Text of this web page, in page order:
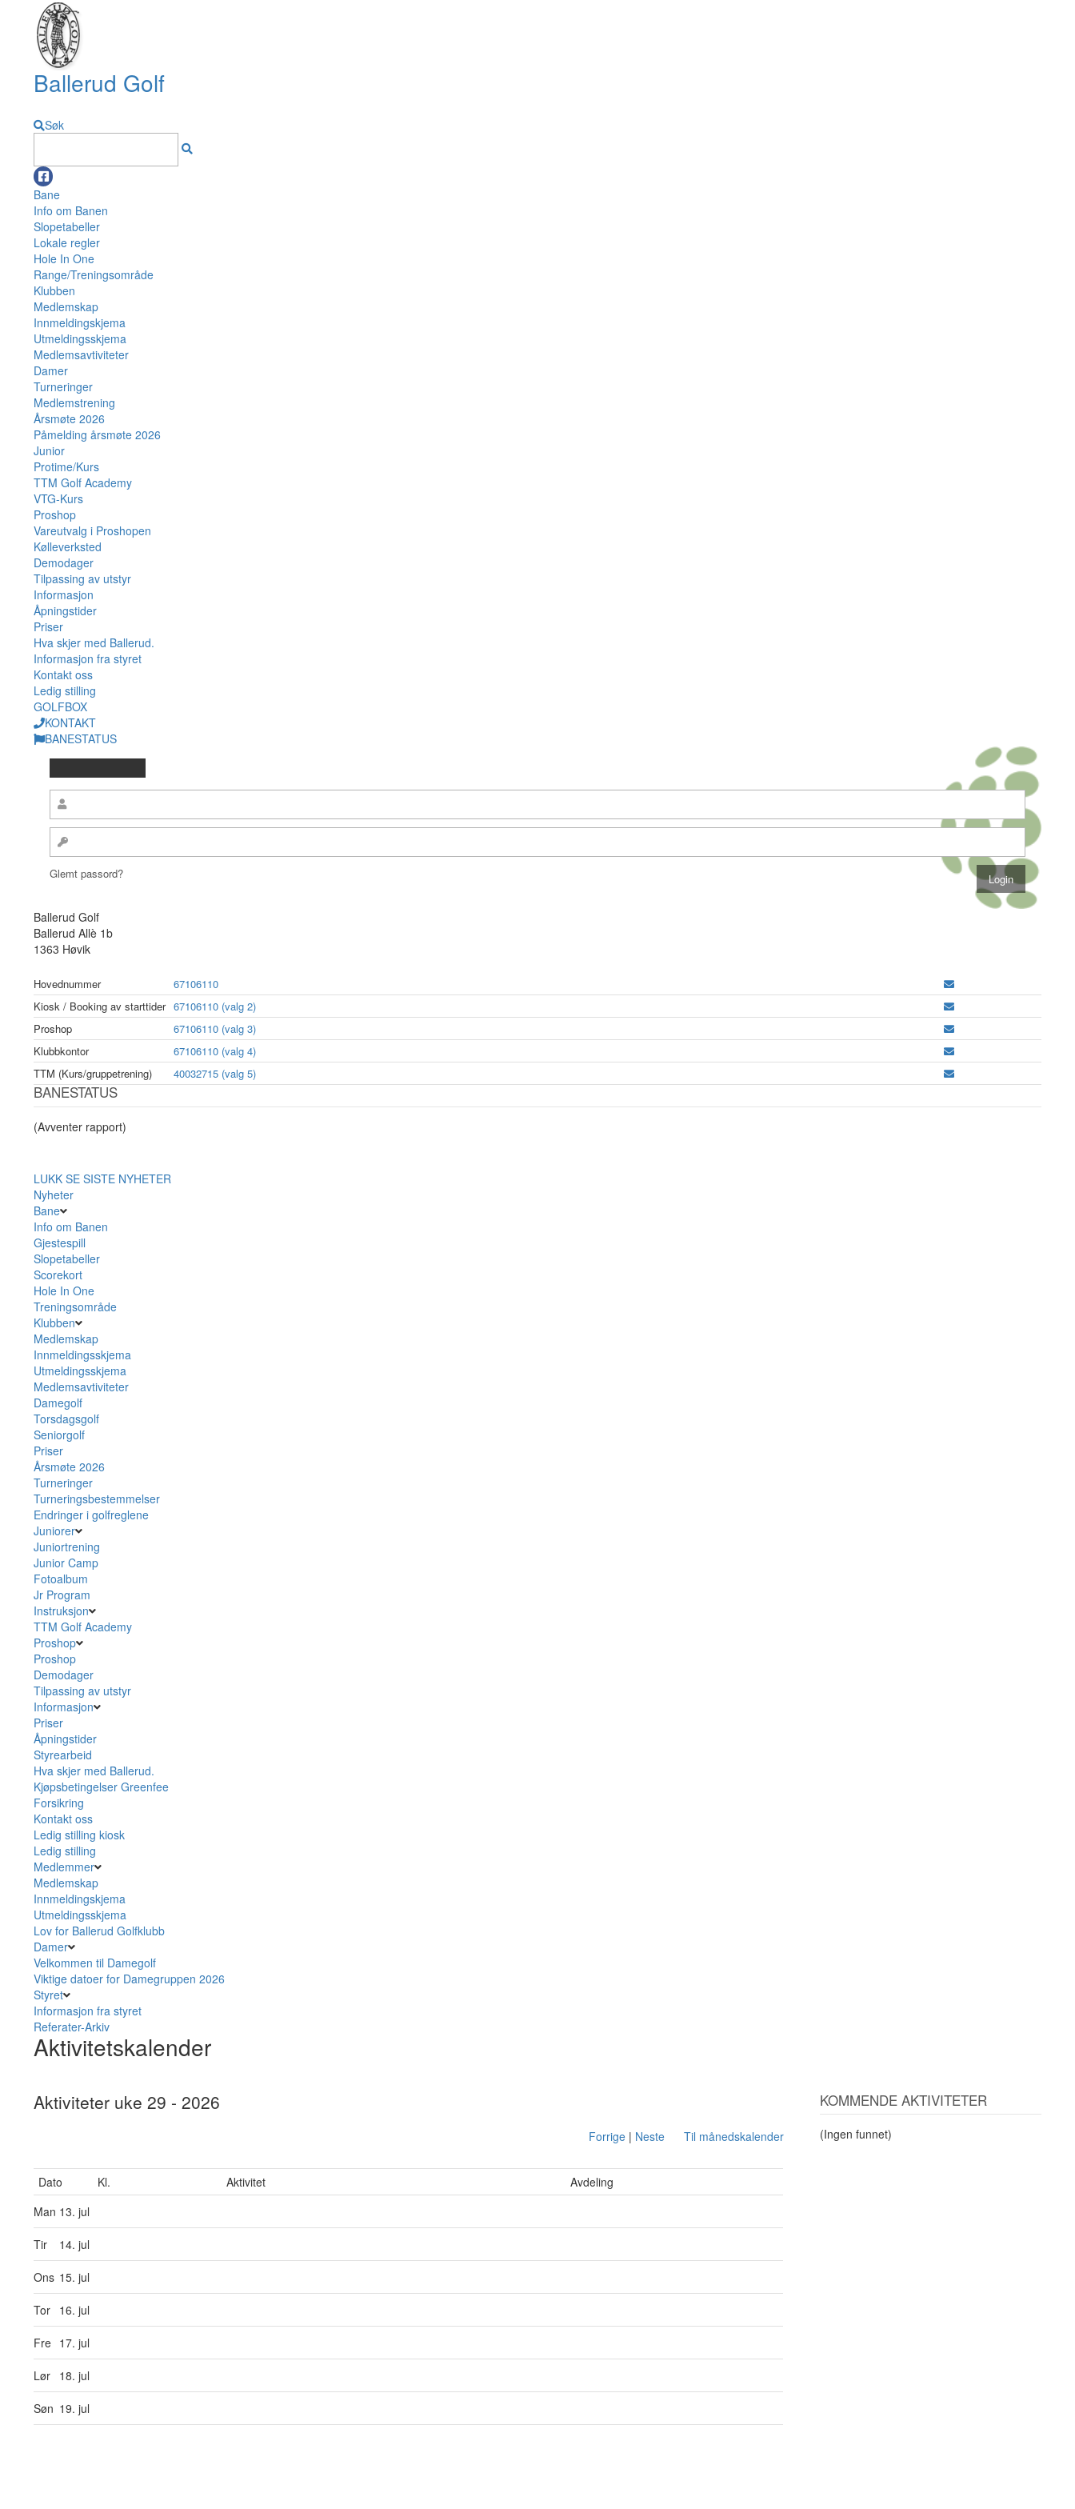
Ballerud Golf
Søk
Bane
Info om Banen
Slopetabeller
Lokale regler
Hole In One
Range/Treningsområde
Klubben
Medlemskap
Innmeldingskjema
Utmeldingsskjema
Medlemsavtiviteter
Damer
Turneringer
Medlemstrening
Årsmøte 2026
Påmelding årsmøte 2026
Junior
Protime/Kurs
TTM Golf Academy
VTG-Kurs
Proshop
Vareutvalg i Proshopen
Kølleverksted
Demodager
Tilpassing av utstyr
Informasjon
Åpningstider
Priser
Hva skjer med Ballerud.
Informasjon fra styret
Kontakt oss
Ledig stilling
GOLFBOX
KONTAKT
BANESTATUS
Glemt passord?
Ballerud Golf
Ballerud Allè 1b
1363 Høvik
Hovednummer
67106110
Kiosk / Booking av starttider 67106110 (valg 2)
Proshop
67106110 (valg 3)
Klubbkontor
67106110 (valg 4)
TTM (Kurs/gruppetrening)
40032715 (valg 5)
BANESTATUS
(Avventer rapport)
LUKK SE SISTE NYHETER
Nyheter
Bane
Info om Banen
Gjestespill
Slopetabeller
Scorekort
Hole In One
Treningsområde
Klubben
Medlemskap
Innmeldingsskjema
Utmeldingsskjema
Medlemsavtiviteter
Damegolf
Torsdagsgolf
Seniorgolf
Priser
Årsmøte 2026
Turneringer
Turneringsbestemmelser
Endringer i golfreglene
Juniorer
Juniortrening
Junior Camp
Fotoalbum
Jr Program
Instruksjon
TTM Golf Academy
Proshop
Proshop
Demodager
Tilpassing av utstyr
Informasjon
Priser
Åpningstider
Styrearbeid
Hva skjer med Ballerud.
Kjøpsbetingelser Greenfee
Forsikring
Kontakt oss
Ledig stilling kiosk
Ledig stilling
Medlemmer
Medlemskap
Innmeldingskjema
Utmeldingsskjema
Lov for Ballerud Golfklubb
Damer
Velkommen til Damegolf
Viktige datoer for Damegruppen 2026
Styret
Informasjon fra styret
Referater-Arkiv
Aktivitetskalender
Aktiviteter uke 29 - 2026
Forrige| Neste Til månedskalender
Dato Kl. Aktivitet
Avdeling
Man 13. jul
Tir 14. jul
Ons 15. jul
Tor 16. jul
Fre 17. jul
Lør 18. jul
Søn 19. jul
KOMMENDE AKTIVITETER
(Ingen funnet)